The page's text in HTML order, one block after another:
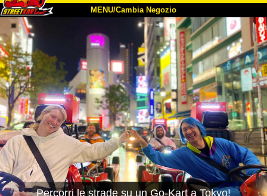
MENU/Cambia Negozio
INIZIO
Chi Siamo Specifiche Prezzo
Accesso Recensioni FAQ
Azienda Prenotazioni
Cambia Negozio
Tokyo Shinagawa Tokyo Akihabara#1
Tokyo Akihabara#2 Tokyo Shibuya
Tokyo Shibuya Annex Tokyo Bay
Tokyo Asakusa Osaka
Percorri le strade su un Go-Kart a Tokyo!